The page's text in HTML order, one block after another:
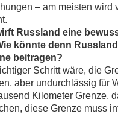
– am meisten
Russland eine
könnte denn
beitragen?
Schritt wäre, die
aber undurchlässig für
Kilometer Grenze,
diese Grenze muss